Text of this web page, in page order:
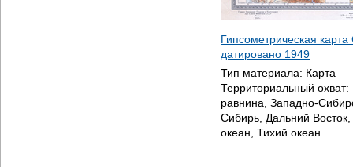
Гипсометрическая
датировано 1949
Тип материала: Карта
Территориальный охват:
равнина, Западно-
Сибирь, Дальний
океан, Тихий океан